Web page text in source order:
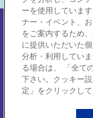
サ
ーを使用していま
ナー・イベント、
をご案内するため
に提供いただいた
分析・利用してい
る場合は、 「全て
下さい。クッキー
定」をクリックして